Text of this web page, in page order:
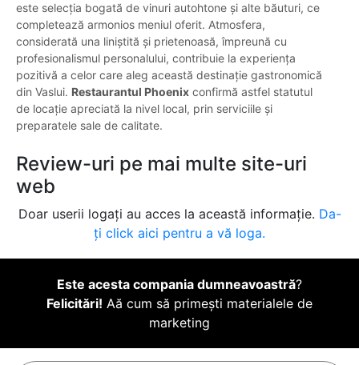
este selecția bogată de vinuri autohtone și alte băuturi, ce
completează armonios meniul oferit. Atmosfera,
considerată una liniștită și prietenoasă, împreună cu
profesionalismul personalului, contribuie la experiența
pozitivă a celor care aleg această destinație gastronomică
din Vaslui. Restaurantul Phoenix confirmă astfel statutul
de locație apreciată la nivel local, prin serviciile și
preparatele sale de calitate.
Review-uri pe mai multe site-uri
web
Doar userii logați au acces la această informație. Da-
ți click aici pentru a vă loga.
Este acesta compania dumneavoastră?
Felicitări! Aă cum să primești materialele de
marketing